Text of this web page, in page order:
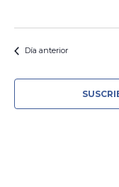
Día anterior